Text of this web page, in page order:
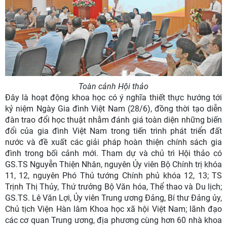
Toàn cảnh Hội thảo
Đây là hoạt động khoa học có ý nghĩa thiết thực hướng tới
kỷ niệm Ngày Gia đình Việt Nam (28/6), đồng thời tạo diễn
đàn trao đổi học thuật nhằm đánh giá toàn diện những biến
đổi của gia đình Việt Nam trong tiến trình phát triển đất
nước và đề xuất các giải pháp hoàn thiện chính sách gia
đình trong bối cảnh mới. Tham dự và chủ trì Hội thảo có
GS.TS Nguyễn Thiện Nhân, nguyên Ủy viên Bộ Chính trị khóa
11, 12, nguyên Phó Thủ tướng Chính phủ khóa 12, 13; TS
Trịnh Thị Thủy, Thứ trưởng Bộ Văn hóa, Thể thao và Du lịch;
GS.TS. Lê Văn Lợi, Ủy viên Trung ương Đảng, Bí thư Đảng ủy,
Chủ tịch Viện Hàn lâm Khoa học xã hội Việt Nam; lãnh đạo
các cơ quan Trung ương, địa phương cùng hơn 60 nhà khoa